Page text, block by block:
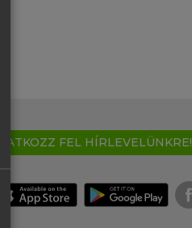
IRATKOZZ FEL HÍRLEVELÜNKRE!